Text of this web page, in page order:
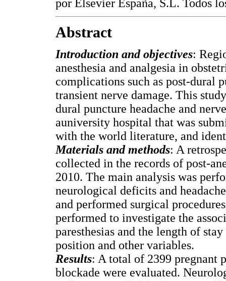
por Elsevier España, S.L. Todos
Abstract
Introduction and objectives:
anesthesia and analgesia in
complications such as post-dural
transient nerve damage. This
dural puncture headache and
auniversity hospital that was
with the world literature, and
Materials and methods: A
collected in the records of post-
2010. The main analysis was
neurological deficits and
and performed surgical
performed to investigate the
paresthesias and the length of
position and other variables.
Results: A total of 2399 pregnant
blockade were evaluated.